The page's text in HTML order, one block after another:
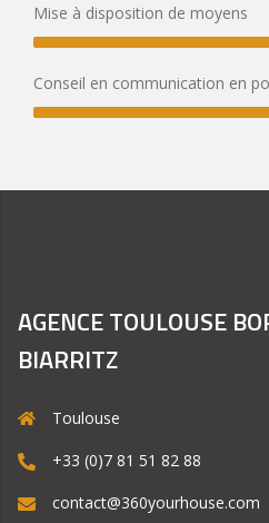
Mise à disposition de moyens
Conseil en communication en
AGENCE TOULOUSE
BIARRITZ
Toulouse
+33 (0)7 81 51 82 88
contact@360yourhouse.com